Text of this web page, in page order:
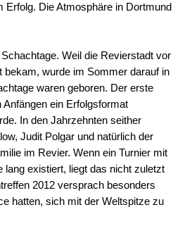
Die Atmosphäre in Dortmund
Weil die Revierstadt vor
wurde im Sommer darauf in
waren geboren. Der erste
ein Erfolgsformat
In den Jahrzehnten seither
Judit Polgar und natürlich der
im Revier. Wenn ein Turnier mit
existiert, liegt das nicht zuletzt
2012 versprach besonders
hatten, sich mit der Weltspitze zu